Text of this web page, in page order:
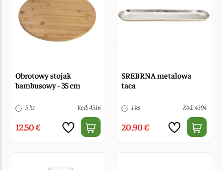
Obrotowy stojak
bambusowy - 35 cm
5 ks Kod: 4516
12,50 €
SREBRNA metalowa
taca
1 ks Kod: 4394
20,90 €